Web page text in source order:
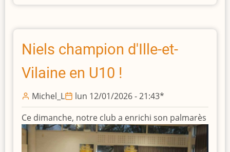
de
contre
Fou
ou
Cavalier
Niels champion d'Ille-et-
Vilaine en U10 !
Michel_L lun 12/01/2026 - 21:43*
Ce dimanche, notre club a enrichi son palmarès